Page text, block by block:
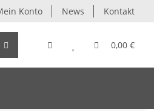
Konto News Kontakt
0,00 €